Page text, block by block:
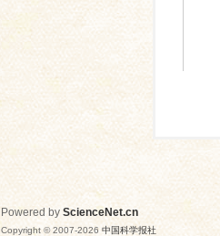
Powered by ScienceNet.cn
Copyright © 2007-2026 中国科学报社